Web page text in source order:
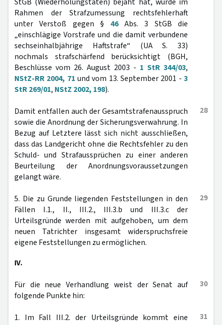
Rahmen der Strafzumessung rechtsfehlerhaft
unter Verstoß gegen § 46Abs. 3 StGB die
„einschlägige Vorstrafe und die damit verbundene
sechseinhalbjährige Haftstrafe“ (UA S. 33)
nochmals strafschärfend berücksichtigt (BGH,
Beschlüsse vom 26. August 2003 - 1 StR 344/03,
NStZ-RR 2004, 71 und vom 13. September 2001 -3
StR 269/01, NStZ 2002, 198).
28
Damit entfallen auch der Gesamtstrafenausspruch
sowie die Anordnung der Sicherungsverwahrung. In
Bezug auf Letztere lässt sich nicht ausschließen,
dass das Landgericht ohne die Rechtsfehler zu den
Schuld- und Strafaussprüchen zu einer anderen
Beurteilung der Anordnungsvoraussetzungen
gelangt wäre.
29
5. Die zu Grunde liegenden Feststellungen in den
Fällen I.1., II., III.2., III.3.b und III.3.c der
Urteilsgründe werden mit aufgehoben, um dem
neuen Tatrichter insgesamt widerspruchsfreie
eigene Feststellungen zu ermöglichen.
IV.
30
Für die neue Verhandlung weist der Senat auf
folgende Punkte hin:
31
1. Im Fall III.2. der Urteilsgründe kommt eine